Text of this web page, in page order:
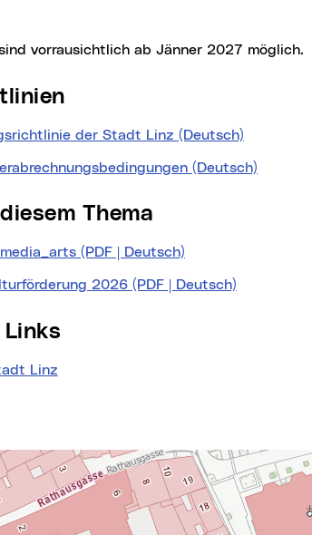
vorrausichtlich ab Jänner 2027 möglich.
der Stadt Linz (Deutsch)
(Deutsch)
Thema
(PDF | Deutsch)
2026 (PDF | Deutsch)
Links
Linz